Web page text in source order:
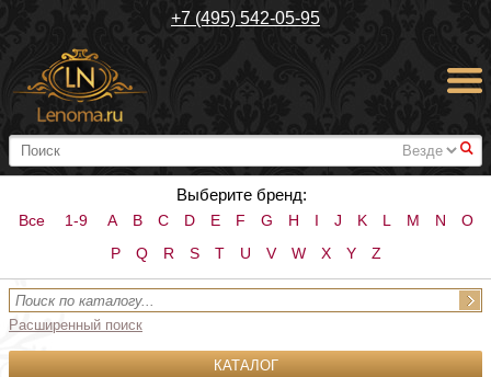
+7 (495) 542-05-95
#
Выберите бренд:
Все 1-9 A B C D E F G H I J K L M N
O
P
Q R S T U V W X Y Z
Расширенный поиск
КАТАЛОГ